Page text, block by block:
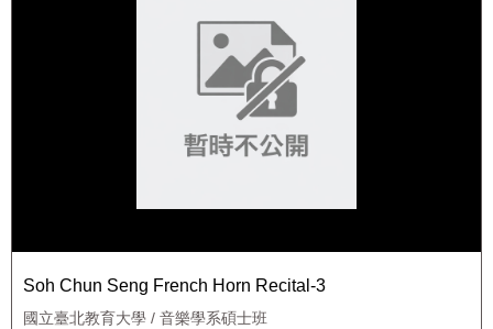
Soh Chun Seng French Horn Recital-3
國立臺北教育大學 / 音樂學系碩士班